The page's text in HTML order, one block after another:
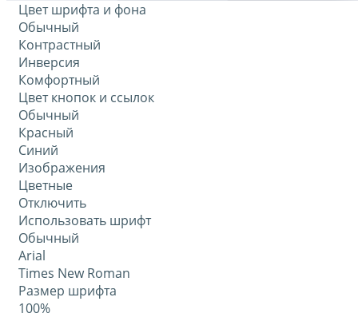
Цвет шрифта и фона
Обычный
Контрастный
Инверсия
Комфортный
Цвет кнопок и ссылок
Обычный
Красный
Синий
Изображения
Цветные
Отключить
Использовать шрифт
Обычный
Arial
Times New Roman
Размер шрифта
100%